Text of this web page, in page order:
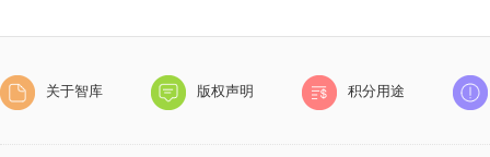
关于智库 版权声明 积分用途